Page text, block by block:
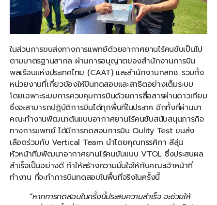
ในส่วนการขนส่งทางการแพทย์ด้วยอากาศยานไร้คนขับเป็นไป
ตามมาตรฐานสากล ผ่านการอนุญาตของสำนักงานการบิน
พลเรือนแห่งประเทศไทย (CAAT) และสำนักงานกสทช. รวมทั้ง
หน่วยงานที่เกี่ยวข้องให้บินทดสอบและสาธิตอย่างเต็มระบบ
โดยเฉพาะระบบการควบคุมการบินด้วยการสื่อสารผ่านดาวเทียม
ซึ่งจะสามารถปฏิบัติการบินได้ทุกพื้นที่ในประทศ อีกทั้งที่ผ่านมา
คณะทำงานพัฒนาต้นแบบอากาศยานไร้คนขับสนับสนุนภารกิจ
ทางการแพทย์ ได้มีการทดสอบการบิน Qulity Test ขนส่ง
เลือดร่วมกับ Vertical Team นำโดยคุณทรรศิกา สีสุ่น
หัวหน้าทีมพัฒนาอากาศยานไร้คนขับแบบ VTOL ซึ่งประสบผล
สำเร็จเป็นอย่างดี ทำให้สร้างความมั่นใจให้กับคณะเจ้าหน้าที่
ทำงาน ที่จะทำการบินทดสอบในพื้นที่จริงในครั้งนี้
“หากการทดสอบในครั้งนี้ประสบความสำเร็จ จะช่วยให้